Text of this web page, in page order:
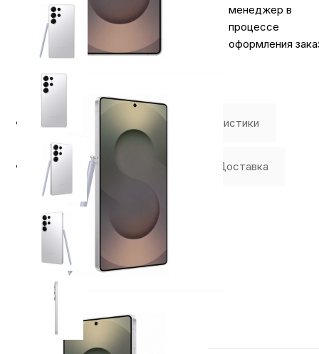
менеджер в
процессе
оформления
Характеристики
Где купить Доставка